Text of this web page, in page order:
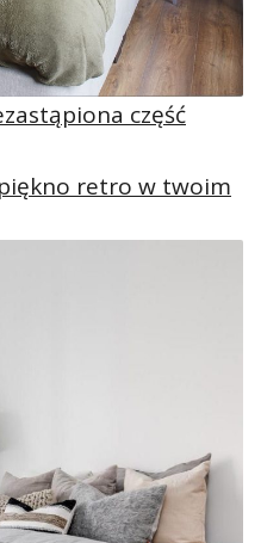
część
retro w twoim